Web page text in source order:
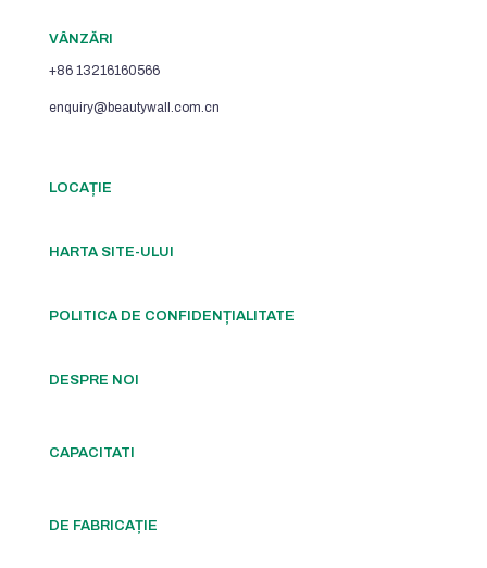
VÂNZĂRI
+86 13216160566
enquiry@beautywall.com.cn
LOCAȚIE
HARTA SITE-ULUI
POLITICA DE CONFIDENȚIALITATE
DESPRE NOI
CAPACITATI
DE FABRICAȚIE